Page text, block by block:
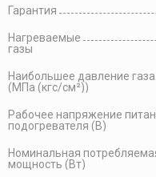
Гарантия
Нагреваемые
газы
Наибольшее давление газа
(МПа (кгс/см²))
Рабочее напряжение
подогревателя (В)
Номинальная
мощность (Вт)